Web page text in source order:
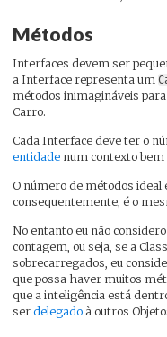
Métodos
Interfaces devem ser
a Interface representa um
métodos inimagináveis
Carro.
Cada Interface deve ter o
entidade num contexto bem
O número de métodos ideal
consequentemente, é o
No entanto eu não
contagem, ou seja, se a
sobrecarregados, eu
que possa haver muitos
que a inteligência está
ser delegado à outros